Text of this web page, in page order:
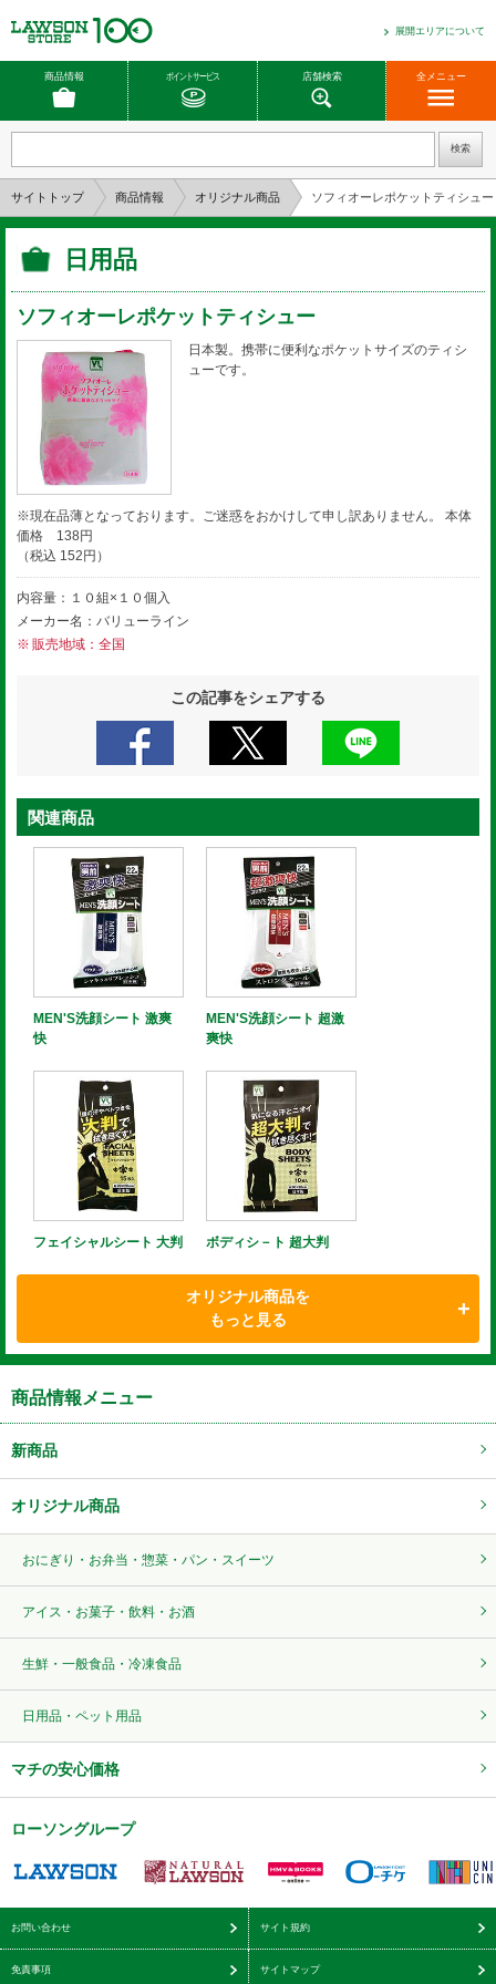
展開エリアについて
商品情報 ポイントサービス 店舗検索 全メニュー
サイトトップ 商品情報 オリジナル商品 ソフィオーレポケットティシュー
日用品
ソフィオーレポケットティシュー
日本製。携帯に便利なポケットサイズのティシ
ューです。
※現在品薄となっております。ご迷惑をおかけして申し訳ありません。 本体
価格 138円
（税込 152円）
内容量：１０組×１０個入
メーカー名：バリューライン
販売地域：全国
この記事をシェアする
関連商品
MEN'S洗顔シート 激爽
快
MEN'S洗顔シート 超激
爽快
フェイシャルシート 大判 ボディシ－ト 超大判
オリジナル商品を
もっと見る
商品情報メニュー
新商品
オリジナル商品
おにぎり・お弁当・惣菜・パン・スイーツ
アイス・お菓子・飲料・お酒
生鮮・一般食品・冷凍食品
日用品・ペット用品
マチの安心価格
ローソングループ
お問い合わせ サイト規約
免責事項 サイトマップ